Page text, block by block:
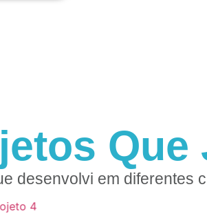
Que
desenvolvi em diferentes